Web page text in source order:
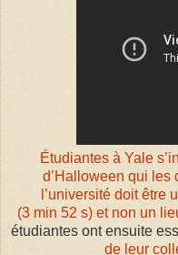
Étudiantes à Yale
d’Halloween qui les
l’université doit être
(3 min 52 s) et non un
étudiantes ont ensuite
de leur